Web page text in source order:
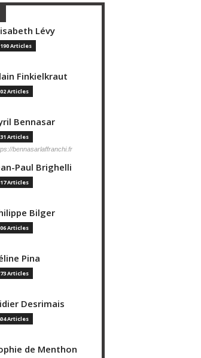
Lévy
Articles
Finkielkraut
Articles
Bennasar
Articles
bennasarlaffranchi.fr
Paul Brighelli
Articles
Bilger
Articles
Pina
Articles
Desrimais
Articles
de Menthon